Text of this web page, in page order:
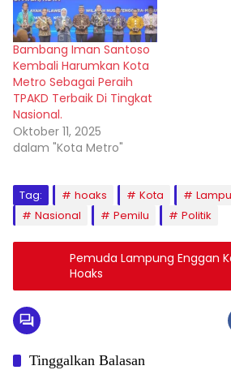
Bambang Iman Santoso
Kembali Harumkan Kota
Metro Sebagai Peraih
TPAKD Terbaik Di Tingkat
Nasional.
Oktober 11, 2025
dalam "Kota Metro"
Tag: hoaks Kota
Nasional
Pemilu Politik
Pemuda Lampung Enggan
Hoaks
Tinggalkan Balasan